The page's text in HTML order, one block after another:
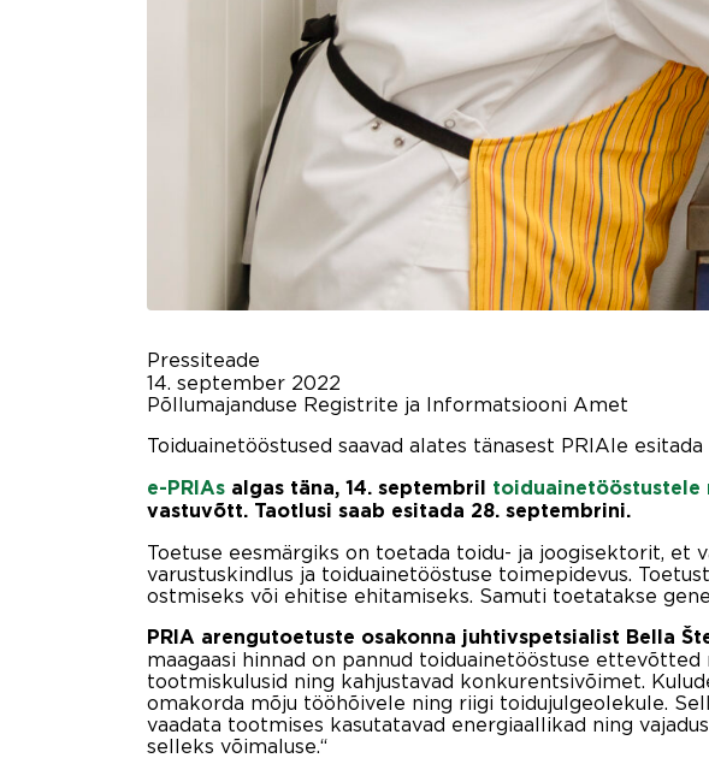
Pressiteade
14. september 2022
Põllumajanduse Registrite ja Informatsiooni Amet
Toiduainetööstused saavad alates tänasest PRIAle
e-PRIAs algas täna, 14. septembril toiduainetööstustele
vastuvõtt. Taotlusi saab esitada 28. septembrini.
Toetuse eesmärgiks on toetada toidu- ja joogisektorit, et
varustuskindlus ja toiduainetööstuse toimepidevus.
ostmiseks või ehitise ehitamiseks. Samuti toetatakse
PRIA arengutoetuste osakonna juhtivspetsialist Bella
maagaasi hinnad on pannud toiduainetööstuse
tootmiskulusid ning kahjustavad konkurentsivõimet.
omakorda mõju tööhõivele ning riigi toidujulgeolekule.
vaadata tootmises kasutatavad energiaallikad ning
selleks võimaluse.“